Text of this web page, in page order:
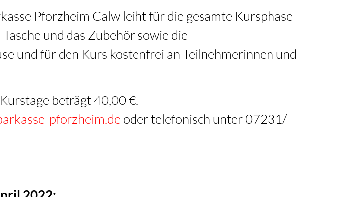
Pforzheim Calw leiht für die gesamte Kursphase
und das Zubehör sowie die
und für den Kurs kostenfrei an Teilnehmerinnen und
beträgt 40,00 €.
rk ss -pf rzh m d
oder telefonisch unter 07231/